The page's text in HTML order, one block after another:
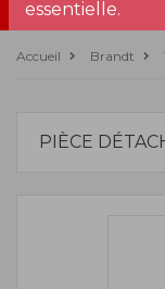
essentielle.
Accueil Brandt
PIÈCE